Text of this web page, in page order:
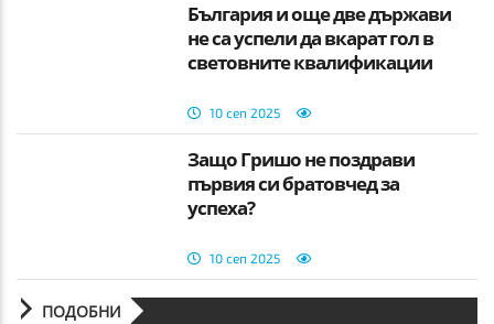
България и още две държави
не са успели да вкарат гол в
световните квалификации
10 сеп 2025
Защо Гришо не поздрави
първия си братовчед за
успеха?
10 сеп 2025
ПОДОБНИ